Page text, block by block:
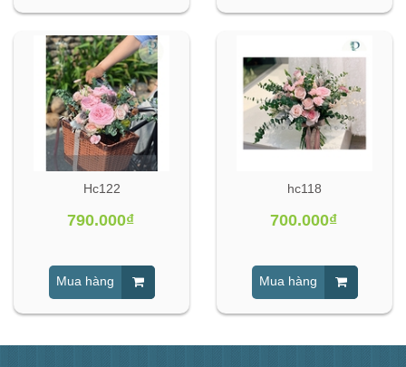
Hc122
790.000₫
Mua hàng
hc118
700.000₫
Mua hàng